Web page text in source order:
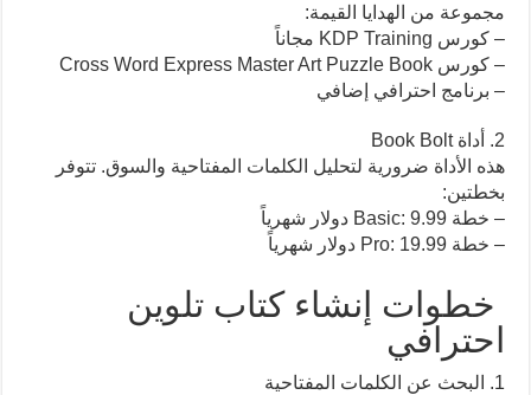
مجموعة من الهدايا القيمة:
– كورس KDP Training مجاناً
– كورس Cross Word Express Master Art Puzzle Book
– برنامج احترافي إضافي
2. أداة Book Bolt
هذه الأداة ضرورية لتحليل الكلمات المفتاحية والسوق. تتوفر
بخطتين:
– خطة Basic: 9.99 دولار شهرياً
– خطة Pro: 19.99 دولار شهرياً
خطوات إنشاء كتاب تلوين
احترافي
1. البحث عن الكلمات المفتاحية